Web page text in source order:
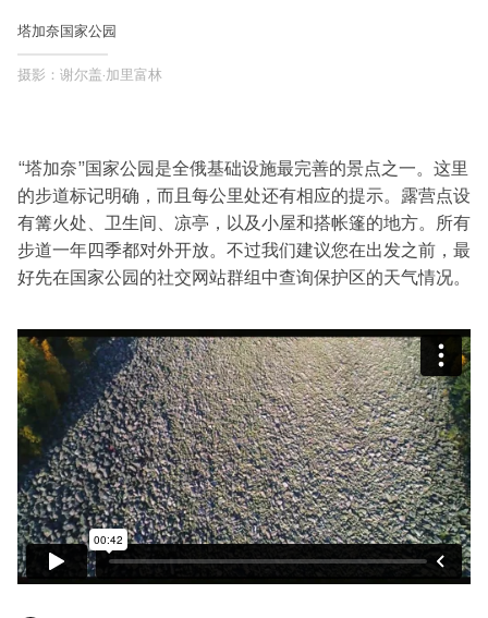
塔加奈国家公园
摄影：谢尔盖·加里富林
“塔加奈”国家公园是全俄基础设施最完善的景点之一。这里
的步道标记明确，而且每公里处还有相应的提示。露营点设
有篝火处、卫生间、凉亭，以及小屋和搭帐篷的地方。所有
步道一年四季都对外开放。不过我们建议您在出发之前，最
好先在国家公园的社交网站群组中查询保护区的天气情况。